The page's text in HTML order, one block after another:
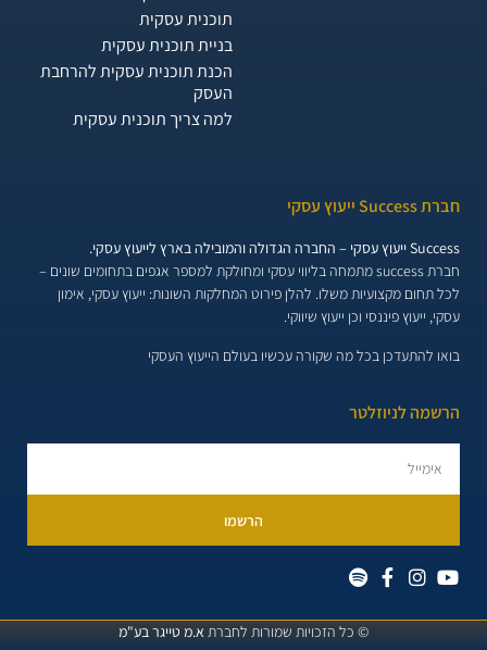
תוכנית עסקית
בניית תוכנית עסקית
הכנת תוכנית עסקית להרחבת
העסק
למה צריך תוכנית עסקית
חברת Success ייעוץ עסקי
Success ייעוץ עסקי – החברה הגדולה והמובילה בארץ לייעוץ עסקי.
חברת success מתמחה בליווי עסקי ומחולקת למספר אגפים בתחומים שונים –
לכל תחום מקצועיות משלו. להלן פירוט המחלקות השונות: ייעוץ עסקי, אימון
עסקי, ייעוץ פיננסי וכן ייעוץ שיווקי.
בואו להתעדכן בכל מה שקורה עכשיו בעולם הייעוץ העסקי
הרשמה לניוזלטר
הרשמו
© כל הזכויות שמורות לחברתא.מ טייגר בע"מ